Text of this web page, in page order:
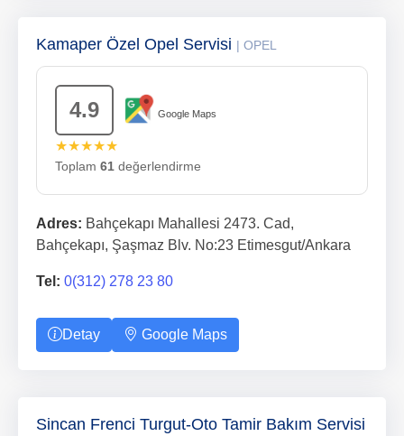
Kamaper Özel Opel Servisi | OPEL
4.9 Google Maps
★★★★★
Toplam 61 değerlendirme
Adres: Bahçekapı Mahallesi 2473. Cad,
Bahçekapı, Şaşmaz Blv. No:23 Etimesgut/Ankara
Tel: 0(312) 278 23 80
Detay Google Maps
Sincan Frenci Turgut-Oto Tamir Bakım Servisi